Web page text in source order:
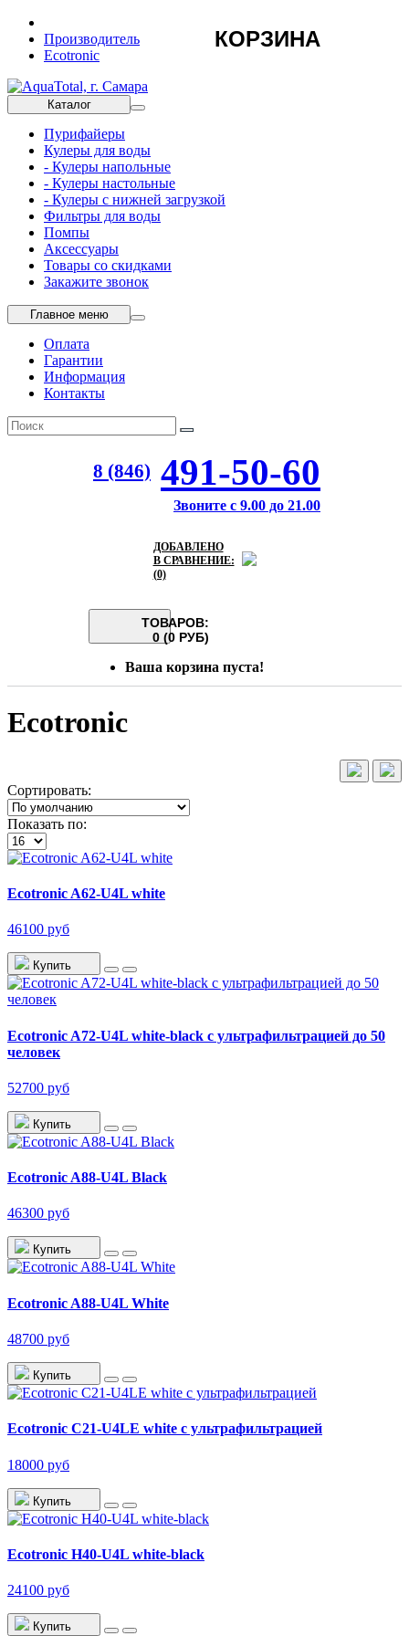
Производитель
Ecotronic
Каталог
Пурифайеры
Кулеры для воды
- Кулеры напольные
- Кулеры настольные
- Кулеры с нижней загрузкой
Фильтры для воды
Помпы
Аксессуары
Товары со скидками
Закажите звонок
Главное меню
Оплата
Гарантии
Информация
Контакты
8 (846) 491-50-60
Звоните с 9.00 до 21.00
ДОБАВЛЕНО
В СРАВНЕНИЕ:
(0)
ТОВАРОВ:
0 (0 РУБ)
КОРЗИНА
Ваша корзина пуста!
Ecotronic
Сортировать:
Показать по:
Ecotronic A62-U4L white
46100 руб
Купить
Ecotronic A72-U4L white-black с ультрафильтрацией до 50
человек
52700 руб
Купить
Ecotronic A88-U4L Black
46300 руб
Купить
Ecotronic A88-U4L White
48700 руб
Купить
Ecotronic C21-U4LE white с ультрафильтрацией
18000 руб
Купить
Ecotronic H40-U4L white-black
24100 руб
Купить